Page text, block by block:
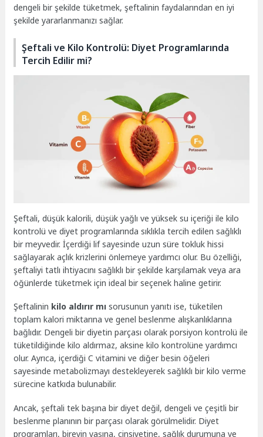
dengeli bir şekilde tüketmek, şeftalinin faydalarından en iyi
şekilde yararlanmanızı sağlar.
Şeftali ve Kilo Kontrolü: Diyet Programlarında
Tercih Edilir mi?
Şeftali, düşük kalorili, düşük yağlı ve yüksek su içeriği ile kilo
kontrolü ve diyet programlarında sıklıkla tercih edilen sağlıklı
bir meyvedir. İçerdiği lif sayesinde uzun süre tokluk hissi
sağlayarak açlık krizlerini önlemeye yardımcı olur. Bu özelliği,
şeftaliyi tatlı ihtiyacını sağlıklı bir şekilde karşılamak veya ara
öğünlerde tüketmek için ideal bir seçenek haline getirir.
Şeftalinin kilo aldırır mı sorusunun yanıtı ise, tüketilen
toplam kalori miktarına ve genel beslenme alışkanlıklarına
bağlıdır. Dengeli bir diyetin parçası olarak porsiyon kontrolü ile
tüketildiğinde kilo aldırmaz, aksine kilo kontrolüne yardımcı
olur. Ayrıca, içerdiği C vitamini ve diğer besin öğeleri
sayesinde metabolizmayı destekleyerek sağlıklı bir kilo verme
sürecine katkıda bulunabilir.
Ancak, şeftali tek başına bir diyet değil, dengeli ve çeşitli bir
beslenme planının bir parçası olarak görülmelidir. Diyet
programları, bireyin yaşına, cinsiyetine, sağlık durumuna ve